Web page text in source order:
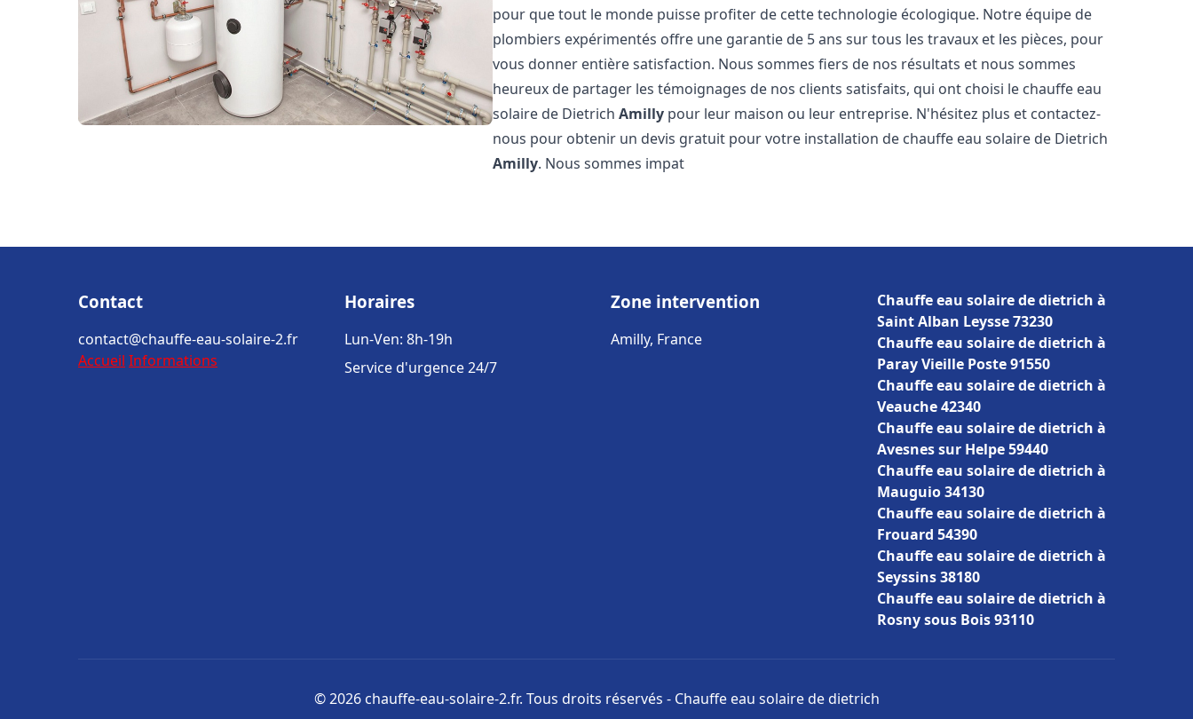
pour que tout le monde puisse profiter de cette technologie écologique. Notre équipe de
plombiers expérimentés offre une garantie de 5 ans sur tous les travaux et les pièces, pour
vous donner entière satisfaction. Nous sommes fiers de nos résultats et nous sommes
heureux de partager les témoignages de nos clients satisfaits, qui ont choisi le chauffe eau
solaire de DietrichAmilly pour leur maison ou leur entreprise. N'hésitez plus et contactez-
nous pour obtenir un devis gratuit pour votre installation de chauffe eau solaire de Dietrich
Amilly. Nous sommes impat
Contact
contact@chauffe-eau-solaire-2.fr
Accueil Informations
Horaires
Lun-Ven: 8h-19h
Service d'urgence 24/7
Zone intervention
Amilly, France
Chauffe eau solaire de dietrich à
Saint Alban Leysse 73230
Chauffe eau solaire de dietrich à
Paray Vieille Poste 91550
Chauffe eau solaire de dietrich à
Veauche 42340
Chauffe eau solaire de dietrich à
Avesnes sur Helpe 59440
Chauffe eau solaire de dietrich à
Mauguio 34130
Chauffe eau solaire de dietrich à
Frouard 54390
Chauffe eau solaire de dietrich à
Seyssins 38180
Chauffe eau solaire de dietrich à
Rosny sous Bois 93110
© 2026 chauffe-eau-solaire-2.fr. Tous droits réservés - Chauffe eau solaire de dietrich